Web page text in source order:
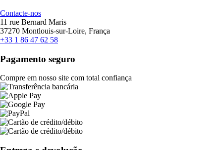
Contacte-nos
11 rue Bernard Maris
37270 Montlouis-sur-Loire, França
+33 1 86 47 62 58
Pagamento seguro
Compre em nosso site com total confiança